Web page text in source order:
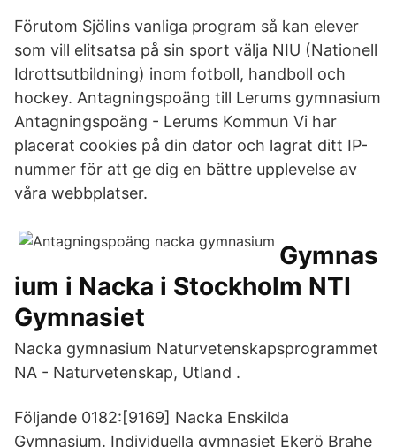
Förutom Sjölins vanliga program så kan elever
som vill elitsatsa på sin sport välja NIU (Nationell
Idrottsutbildning) inom fotboll, handboll och
hockey. Antagningspoäng till Lerums gymnasium
Antagningspoäng - Lerums Kommun Vi har
placerat cookies på din dator och lagrat ditt IP-
nummer för att ge dig en bättre upplevelse av
våra webbplatser.
Gymnas
ium i Nacka i Stockholm NTI
Gymnasiet
Nacka gymnasium Naturvetenskapsprogrammet
NA - Naturvetenskap, Utland .
Följande 0182:[9169] Nacka Enskilda
Gymnasium. Individuella gymnasiet Ekerö Brahe